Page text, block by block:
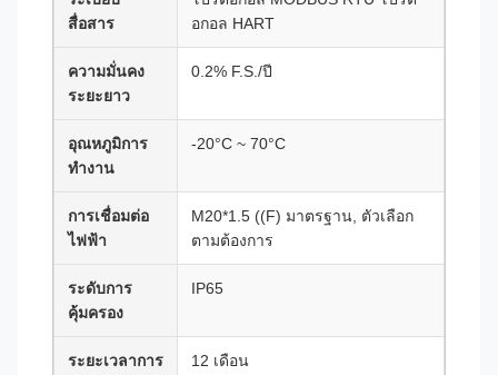
สื่อสาร
อกอล HART
ความมั่นคง
ระยะยาว
0.2% F.S./ปี
อุณหภูมิการ
ทํางาน
-20°C ~ 70°C
การเชื่อมต่อ
ไฟฟ้า
M20*1.5 ((F) มาตรฐาน, ตัวเลือก
ตามต้องการ
ระดับการ
คุ้มครอง
IP65
ระยะเวลาการ
12 เดือน